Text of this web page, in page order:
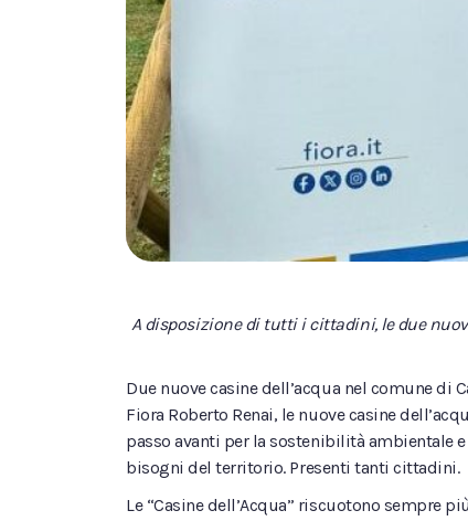
A disposizione di tutti i cittadini, le due
Due nuove casine dell’acqua nel comune
Fiora Roberto Renai, le nuove casine
passo avanti per la sostenibilità ambientale
bisogni del territorio. Presenti tanti cittadini.
Le “Casine dell’Acqua” riscuotono sempre